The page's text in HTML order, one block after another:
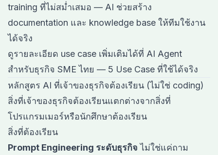
training ที่ไม่สม่ำเสมอ — AI ช่วยสร้าง
documentation และ knowledge base ให้ทีมใช้งาน
ได้จริง
ดูรายละเอียด use case เพิ่มเติมได้ที่ AI Agent
สำหรับธุรกิจ SME ไทย — 5 Use Case ที่ใช้ได้จริง
หลักสูตร AI ที่เจ้าของธุรกิจต้องเรียน (ไม่ใช่ coding)
สิ่งที่เจ้าของธุรกิจต้องเรียนแตกต่างจากสิ่งที่
โปรแกรมเมอร์หรือนักศึกษาต้องเรียน
สิ่งที่ต้องเรียน
Prompt Engineering ระดับธุรกิจ ไม่ใช่แค่ถาม